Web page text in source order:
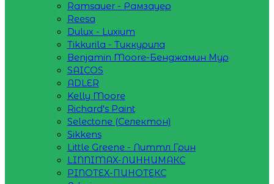
Ramsauer - Рамзауер
Reesa
Dulux - Luxium
Tikkurila - Тиккурила
Benjamin Moore-Бенджамин Мур
SAICOS
ADLER
Kelly Moore
Richard's Paint
Selectone (Селектон)
Sikkens
Little Greene - Литтл Грин
LINNIMAX-ЛИННИМАКС
PINOTEX-ПИНОТЕКС